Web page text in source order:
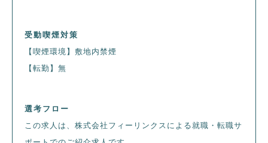
受動喫煙対策
【喫煙環境】敷地内禁煙
【転勤】無
選考フロー
この求人は、株式会社フィーリンクスによる就職・転職サ